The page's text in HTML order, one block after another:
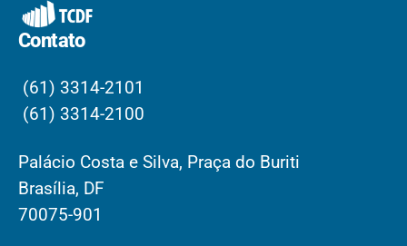
Contato
(61) 3314-2101
(61) 3314-2100
Palácio Costa e Silva, Praça do Buriti
Brasília, DF
70075-901